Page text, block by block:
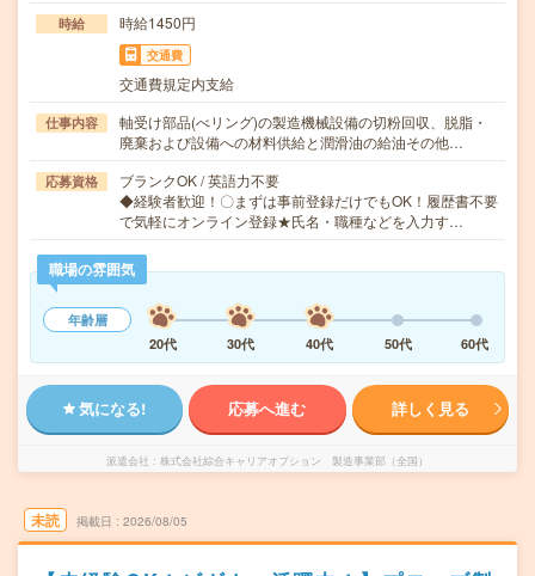
時給 時給1450円
交通費
交通費規定内支給
仕事内容
軸受け部品(べリング)の製造機械設備の切粉回収、脱脂・
廃棄および設備への材料供給と潤滑油の給油その他…
応募資格
ブランクOK / 英語力不要
◆経験者歓迎！〇まずは事前登録だけでもOK！履歴書不要
で気軽にオンライン登録★氏名・職種などを入力す…
職場の雰囲気
年齢層
20代
30代 40代 50代 60代
気になる! 応募へ進む 詳しく見る
派遣会社 株式会社綜合キャリアオプション 製造事業部（全国）
未読 掲載日 2026/08/05